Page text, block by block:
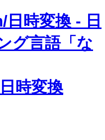
日時変換